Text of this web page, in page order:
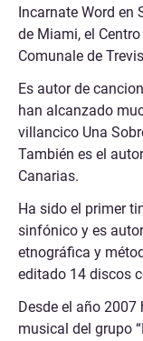
Incarnate Word en
de Miami, el
Comunale de
Es autor de
han alcanzado
villancico Una
También es el
Canarias.
Ha sido el primer
sinfónico y es
etnográfica y
editado 14 discos
Desde el año
musical del grupo